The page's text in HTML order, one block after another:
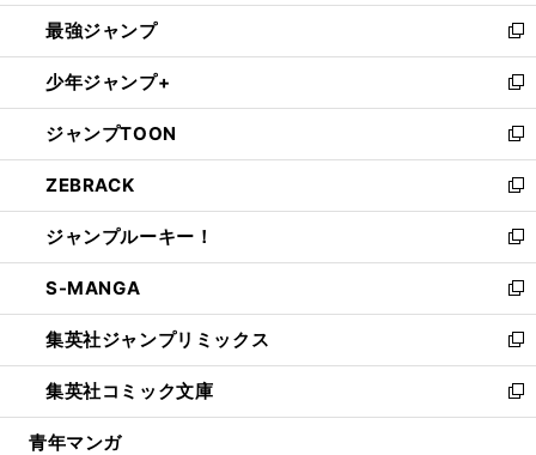
ン
ド
ウ
で
開
く
ウ
ィ
ン
ド
ウ
で
開
く
し
い
ウ
ィ
ン
ド
ウ
で
開
く
最強ジャンプ
新
し
い
ウ
ィ
ン
ド
ウ
で
開
く
少年ジャンプ+
新
し
い
ウ
ィ
ン
ド
ウ
で
開
く
ジャンプTOON
新
し
い
ウ
ィ
ン
ド
ウ
で
開
く
ZEBRACK
新
し
い
ウ
ィ
ン
ド
ウ
で
開
ジャンプルーキー！
新
し
い
ウ
ィ
ン
ド
ウ
S-MANGA
新
し
い
ウ
ィ
ン
集英社ジャンプリミックス
新
し
い
ウ
集英社コミック文庫
新
し
青年マンガ